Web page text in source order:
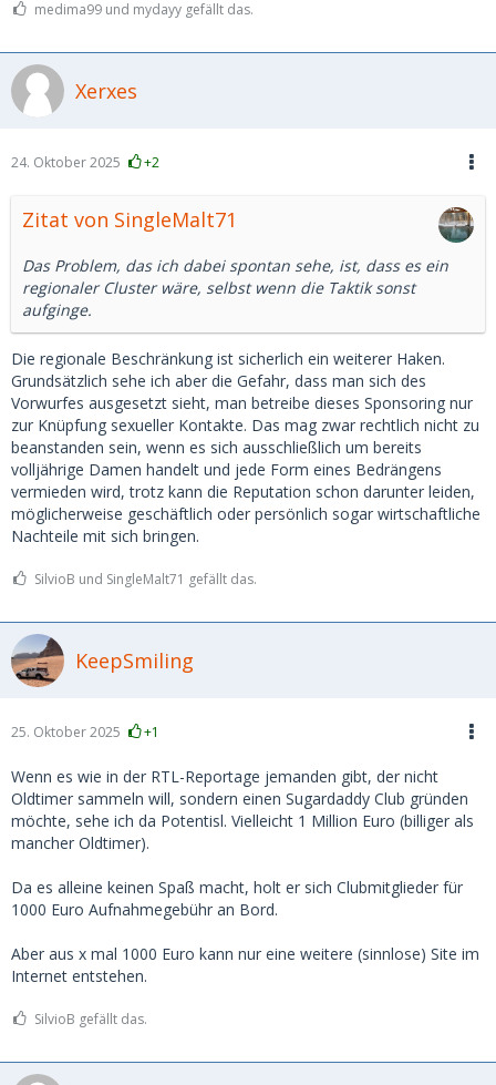
medima99 und mydayy gefällt das.
Xerxes
24. Oktober 2025 +2
Zitat von SingleMalt71
Das Problem, das ich dabei spontan sehe, ist, dass es ein
regionaler Cluster wäre, selbst wenn die Taktik sonst
aufginge.
Die regionale Beschränkung ist sicherlich ein weiterer Haken.
Grundsätzlich sehe ich aber die Gefahr, dass man sich des
Vorwurfes ausgesetzt sieht, man betreibe dieses Sponsoring nur
zur Knüpfung sexueller Kontakte. Das mag zwar rechtlich nicht zu
beanstanden sein, wenn es sich ausschließlich um bereits
volljährige Damen handelt und jede Form eines Bedrängens
vermieden wird, trotz kann die Reputation schon darunter leiden,
möglicherweise geschäftlich oder persönlich sogar wirtschaftliche
Nachteile mit sich bringen.
SilvioB und SingleMalt71 gefällt das.
KeepSmiling
25. Oktober 2025 +1
Wenn es wie in der RTL-Reportage jemanden gibt, der nicht
Oldtimer sammeln will, sondern einen Sugardaddy Club gründen
möchte, sehe ich da Potentisl. Vielleicht 1 Million Euro (billiger als
mancher Oldtimer).
Da es alleine keinen Spaß macht, holt er sich Clubmitglieder für
1000 Euro Aufnahmegebühr an Bord.
Aber aus x mal 1000 Euro kann nur eine weitere (sinnlose) Site im
Internet entstehen.
SilvioB gefällt das.